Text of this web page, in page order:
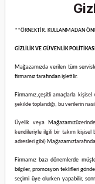
**ÖRNEKTİR. KULLANMADAN
GİZLİLİK VE GÜVENLİK POLİTİKASI
Mağazamızda verilen tüm
firmamız tarafından işletilir.
Firmamız,çeşitli amaçlarla kişisel
şekilde toplandığı, bu verilerin
Üyelik veya Mağazamız
kendileriyle ilgili bir takım
adresleri gibi) Mağazamız
Firmamız bazı dönemlerde
bilgiler, promosyon teklifleri
seçimi üye olurken yapabilir,